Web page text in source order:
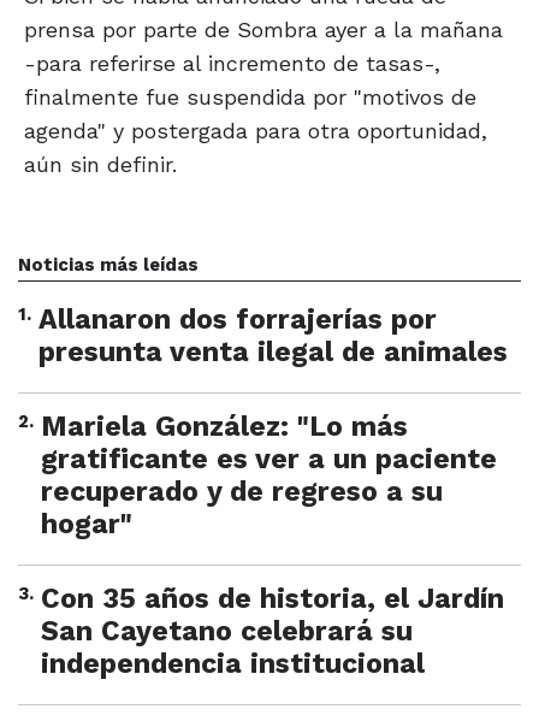
prensa por parte de Sombra ayer a la mañana
-para referirse al incremento de tasas-,
finalmente fue suspendida por "motivos de
agenda" y postergada para otra oportunidad,
aún sin definir.
Noticias más leídas
1. Allanaron dos forrajerías por
presunta venta ilegal de animales
2. Mariela González: "Lo más
gratificante es ver a un paciente
recuperado y de regreso a su
hogar"
3. Con 35 años de historia, el Jardín
San Cayetano celebrará su
independencia institucional